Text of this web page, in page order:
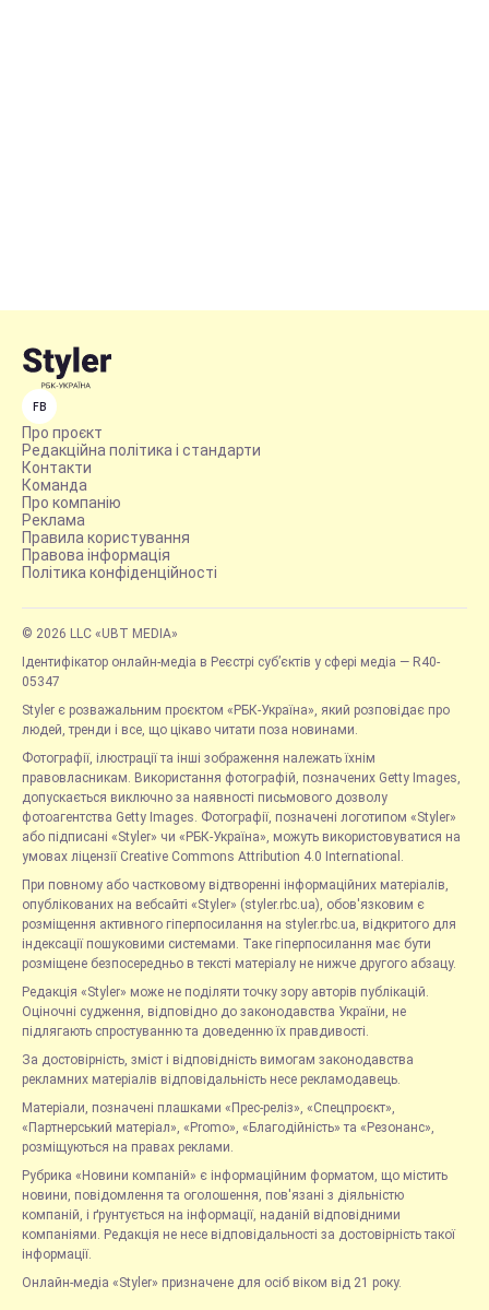
FB
Про проєкт
Редакційна політика і стандарти
Контакти
Команда
Про компанію
Реклама
Правила користування
Правова інформація
Політика конфіденційності
© 2026 LLC «UBT MEDIA»
Ідентифікатор онлайн-медіа в Реєстрі суб’єктів у сфері медіа — R40-
05347
Styler є розважальним проєктом «РБК-Україна», який розповідає про
людей, тренди і все, що цікаво читати поза новинами.
Фотографії, ілюстрації та інші зображення належать їхнім
правовласникам. Використання фотографій, позначених Getty Images,
допускається виключно за наявності письмового дозволу
фотоагентства Getty Images. Фотографії, позначені логотипом «Styler»
або підписані «Styler» чи «РБК-Україна», можуть використовуватися на
умовах ліцензії Creative Commons Attribution 4.0 International.
При повному або частковому відтворенні інформаційних матеріалів,
опублікованих на вебсайті «Styler» (styler.rbc.ua), обов'язковим є
розміщення активного гіперпосилання на styler.rbc.ua, відкритого для
індексації пошуковими системами. Таке гіперпосилання має бути
розміщене безпосередньо в тексті матеріалу не нижче другого абзацу.
Редакція «Styler» може не поділяти точку зору авторів публікацій.
Оціночні судження, відповідно до законодавства України, не
підлягають спростуванню та доведенню їх правдивості.
За достовірність, зміст і відповідність вимогам законодавства
рекламних матеріалів відповідальність несе рекламодавець.
Матеріали, позначені плашками «Прес-реліз», «Спецпроєкт»,
«Партнерський матеріал», «Promo», «Благодійність» та «Резонанс»,
розміщуються на правах реклами.
Рубрика «Новини компаній» є інформаційним форматом, що містить
новини, повідомлення та оголошення, пов'язані з діяльністю
компаній, і ґрунтується на інформації, наданій відповідними
компаніями. Редакція не несе відповідальності за достовірність такої
інформації.
Онлайн-медіа «Styler» призначене для осіб віком від 21 року.